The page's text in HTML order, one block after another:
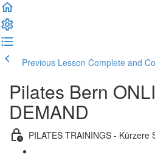
Previous Lesson Complete and
Pilates Bern
DEMAND
PILATES TRAININGS - Kürzere